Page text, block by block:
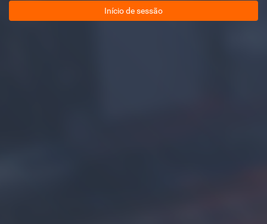
Início de sessão